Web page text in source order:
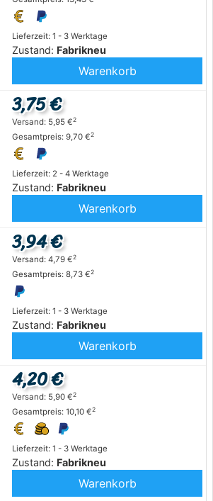
Lieferzeit: 1 - 3 Werktage
Zustand: Fabrikneu
Warenkorb
Lieferzeit: 2 - 4 Werktage
Zustand: Fabrikneu
3,75 €
Versand: 5,95 €2
Gesamtpreis: 9,70 €2
Warenkorb
Lieferzeit: 1 - 3 Werktage
Zustand: Fabrikneu
3,94 €
Versand: 4,79 €2
Gesamtpreis: 8,73 €2
Warenkorb
Lieferzeit: 1 - 3 Werktage
Zustand: Fabrikneu
4,20 €
Versand: 5,90 €2
Gesamtpreis: 10,10 €2
Warenkorb